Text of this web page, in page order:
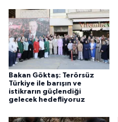
Bakan Göktaş: Terörsüz
Türkiye ile barışın ve
istikrarın güçlendiği
gelecek hedefliyoruz